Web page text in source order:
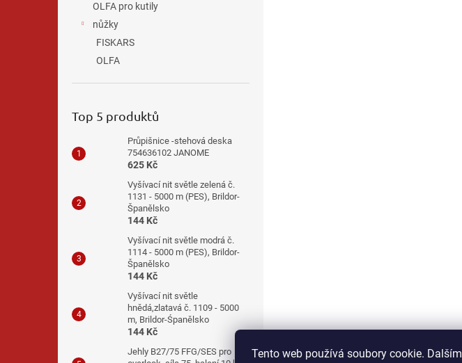
Tento web používá soubory cookie. Dalším
OLFA pro kutily
nůžky
FISKARS
OLFA
Top 5 produktů
Průpišnice -stehová deska
754636102 JANOME
625 Kč
Vyšívací nit světle zelená č.
1131 - 5000 m (PES), Brildor-
Španělsko
144 Kč
Vyšívací nit světle modrá č.
1114 - 5000 m (PES), Brildor-
Španělsko
144 Kč
Vyšívací nit světle
hnědá,zlatavá č. 1109 - 5000
m, Brildor-Śpanělsko
144 Kč
Jehly B27/75 FFG/SES pro